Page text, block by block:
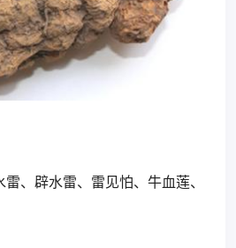
、辟水雷、雷见怕、牛血莲、